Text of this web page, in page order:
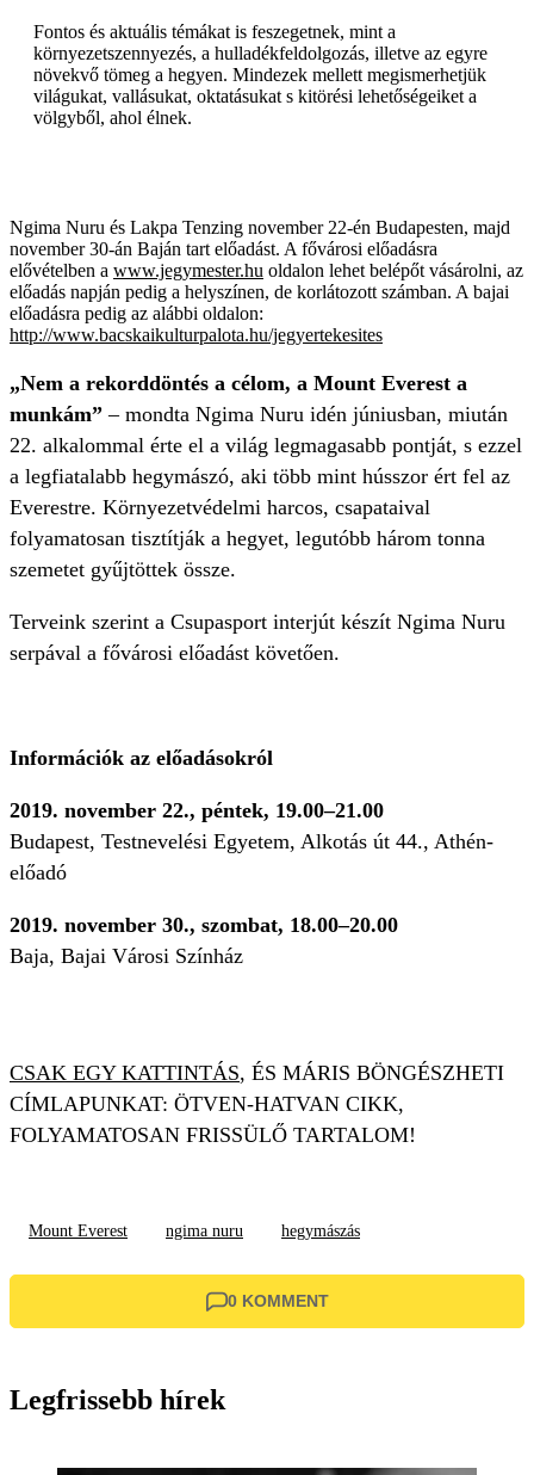
Fontos és aktuális témákat is feszegetnek, mint a
környezetszennyezés, a hulladékfeldolgozás, illetve az egyre
növekvő tömeg a hegyen. Mindezek mellett megismerhetjük
világukat, vallásukat, oktatásukat s kitörési lehetőségeiket a
völgyből, ahol élnek.
Ngima Nuru és Lakpa Tenzing november 22-én Budapesten, majd
november 30-án Baján tart előadást. A fővárosi előadásra
elővételben a www.jegymester.hu oldalon lehet belépőt vásárolni, az
előadás napján pedig a helyszínen, de korlátozott számban. A bajai
előadásra pedig az alábbi oldalon:
http://www.bacskaikulturpalota.hu/jegyertekesites
„Nem a rekorddöntés a célom, a Mount Everest a
munkám” – mondta Ngima Nuru idén júniusban, miután
22. alkalommal érte el a világ legmagasabb pontját, s ezzel
a legfiatalabb hegymászó, aki több mint hússzor ért fel az
Everestre. Környezetvédelmi harcos, csapataival
folyamatosan tisztítják a hegyet, legutóbb három tonna
szemetet gyűjtöttek össze.
Terveink szerint a Csupasport interjút készít Ngima Nuru
serpával a fővárosi előadást követően.
Információk az előadásokról
2019. november 22., péntek, 19.00–21.00
Budapest, Testnevelési Egyetem, Alkotás út 44., Athén-
előadó
2019. november 30., szombat, 18.00–20.00
Baja, Bajai Városi Színház
CSAK EGY KATTINTÁS, ÉS MÁRIS BÖNGÉSZHETI
CÍMLAPUNKAT: ÖTVEN-HATVAN CIKK,
FOLYAMATOSAN FRISSÜLŐ TARTALOM!
Mount Everest ngima nuru hegymászás
0 KOMMENT
Legfrissebb hírek